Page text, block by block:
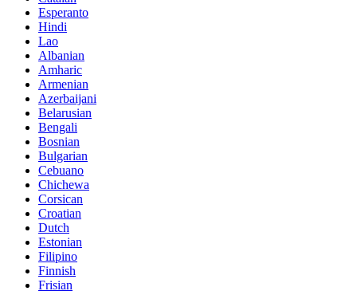
Esperanto
Hindi
Lao
Albanian
Amharic
Armenian
Azerbaijani
Belarusian
Bengali
Bosnian
Bulgarian
Cebuano
Chichewa
Corsican
Croatian
Dutch
Estonian
Filipino
Finnish
Frisian